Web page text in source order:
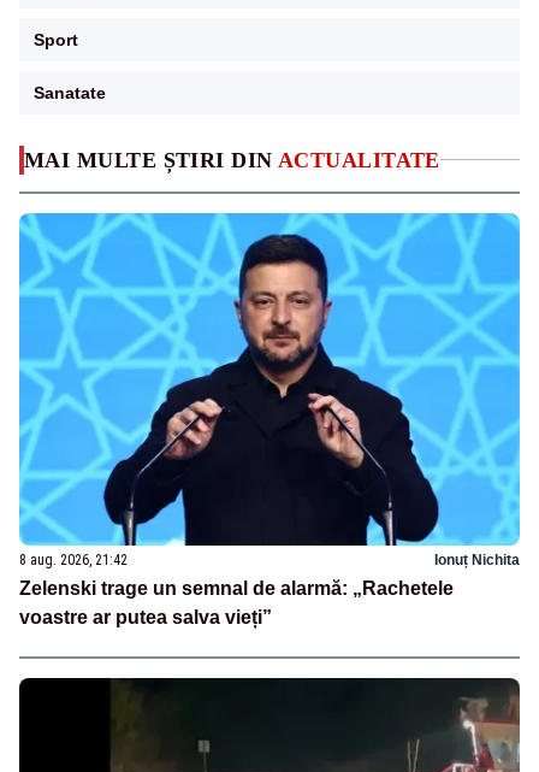
MAI MULTE ȘTIRI DIN ACTUALITATE
8 aug. 2026, 21:42 Ionuț Nichita
Zelenski trage un semnal de alarmă: „Rachetele
voastre ar putea salva vieți”
Sport
Sanatate